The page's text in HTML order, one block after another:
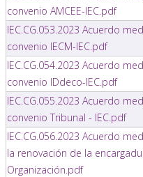
convenio AMCEE-IEC.pdf
IEC.CG.053.2023 Acuerdo
convenio IECM-IEC.pdf
IEC.CG.054.2023 Acuerdo
convenio IDdeco-IEC.pdf
IEC.CG.055.2023 Acuerdo
convenio Tribunal - IEC.pdf
IEC.CG.056.2023 Acuerdo
la renovación de la
Organización.pdf